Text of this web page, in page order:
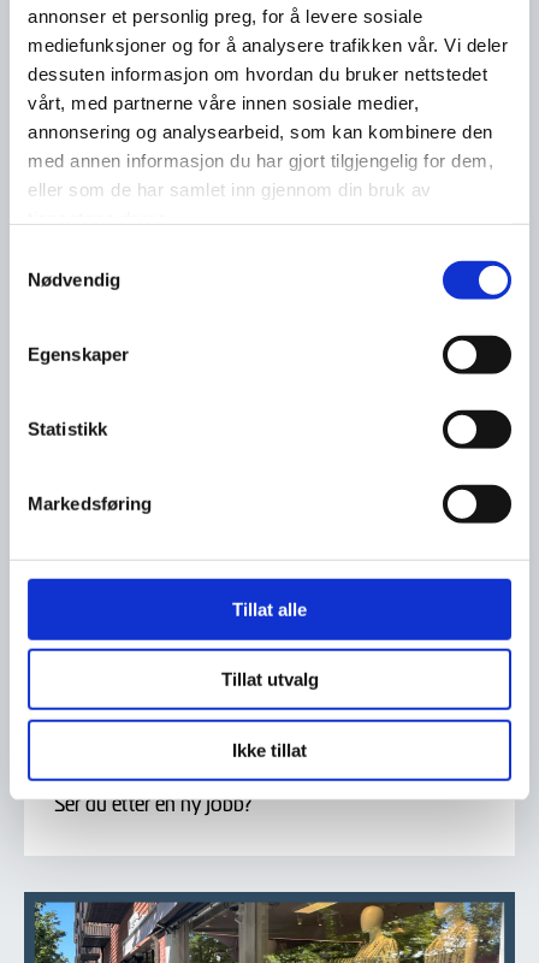
annonser et personlig preg, for å levere sosiale
mediefunksjoner og for å analysere trafikken vår. Vi deler
dessuten informasjon om hvordan du bruker nettstedet
vårt, med partnerne våre innen sosiale medier,
annonsering og analysearbeid, som kan kombinere den
med annen informasjon du har gjort tilgjengelig for dem,
eller som de har samlet inn gjennom din bruk av
Nødvendig
Egenskaper
Statistikk
Markedsføring
Tillat alle
Tillat utvalg
Ikke tillat
Ser du etter en ny jobb?